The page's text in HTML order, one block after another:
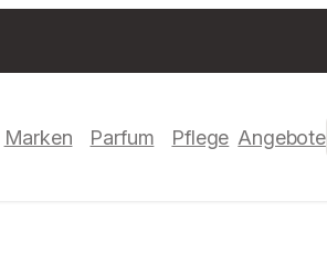
Marken Parfum Pflege Angebote